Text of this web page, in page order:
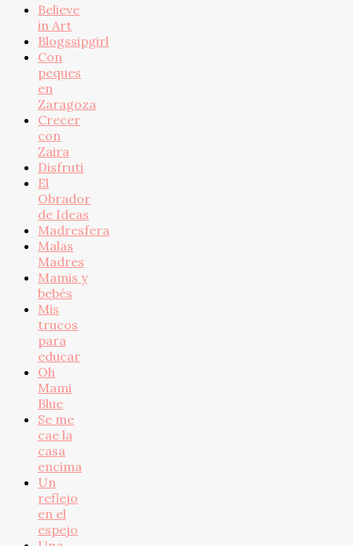
Believe
in Art
Blogssipgirl
Con
peques
en
Zaragoza
Crecer
con
Zaira
Disfruti
El
Obrador
de Ideas
Madresfera
Malas
Madres
Mamis y
bebés
Mis
trucos
para
educar
Oh
Mami
Blue
Se me
cae la
casa
encima
Un
reflejo
en el
espejo